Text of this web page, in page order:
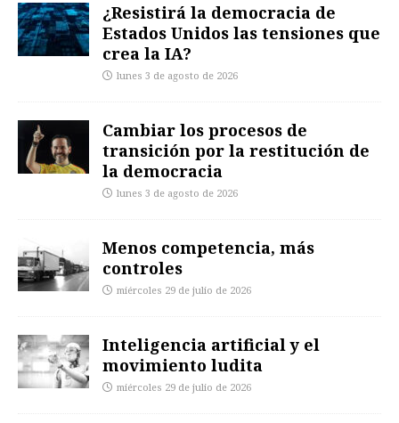
¿Resistirá la democracia de
Estados Unidos las tensiones que
crea la IA?
lunes 3 de agosto de 2026
Cambiar los procesos de
transición por la restitución de
la democracia
lunes 3 de agosto de 2026
Menos competencia, más
controles
miércoles 29 de julio de 2026
Inteligencia artificial y el
movimiento ludita
miércoles 29 de julio de 2026